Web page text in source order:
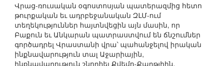
Վրաց-ռուսական օգոստոսյան պատերազմից հետո
թուրքական եւ ադրբեջանական ԶԼՄ-ում
տեղեկություններ հայտնվեցին այն մասին, որ
Բաքուն եւ Անկարան պատրաստվում են ճնշումներ
գործադրել Վրաստանի վրա՝ պահանջելով իրական
ինքնավարություն տալ Աջարիային,
ինքնավարություն շնորհել Քվեմո-Քարթլիին,